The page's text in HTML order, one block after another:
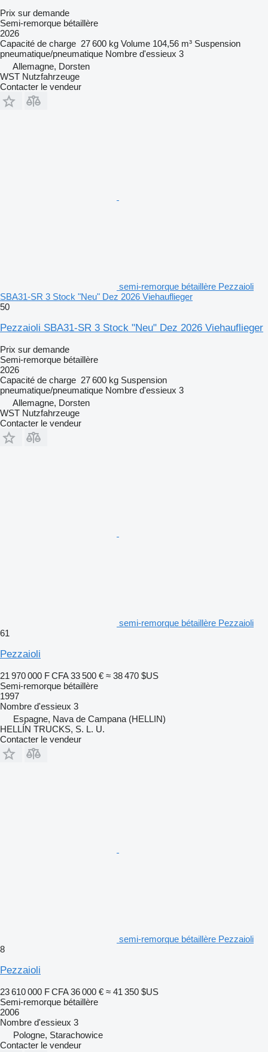
Prix sur demande
Semi-remorque bétaillère
2026
Capacité de charge 27 600 kg Volume 104,56 m³ Suspension
pneumatique/pneumatique Nombre d'essieux 3
Allemagne, Dorsten
WST Nutzfahrzeuge
Contacter le vendeur
semi-remorque bétaillère Pezzaioli
SBA31-SR 3 Stock "Neu" Dez 2026 Viehauflieger
50
Pezzaioli SBA31-SR 3 Stock "Neu" Dez 2026 Viehauflieger
Prix sur demande
Semi-remorque bétaillère
2026
Capacité de charge 27 600 kg Suspension
pneumatique/pneumatique Nombre d'essieux 3
Allemagne, Dorsten
WST Nutzfahrzeuge
Contacter le vendeur
semi-remorque bétaillère Pezzaioli
61
Pezzaioli
21 970 000 F CFA 33 500 € ≈ 38 470 $US
Semi-remorque bétaillère
1997
Nombre d'essieux 3
Espagne, Nava de Campana (HELLIN)
HELLÍN TRUCKS, S. L. U.
Contacter le vendeur
semi-remorque bétaillère Pezzaioli
8
Pezzaioli
23 610 000 F CFA 36 000 € ≈ 41 350 $US
Semi-remorque bétaillère
2006
Nombre d'essieux 3
Pologne, Starachowice
Contacter le vendeur